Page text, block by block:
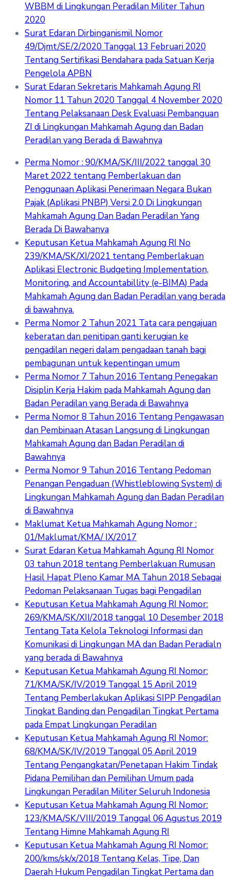
WBBM di Lingkungan Peradilan Militer Tahun
2020
Surat Edaran Dirbinganismil Nomor
49/Djmt/SE/2/2020 Tanggal 13 Februari 2020
Tentang Sertifikasi Bendahara pada Satuan Kerja
Pengelola APBN
Surat Edaran Sekretaris Mahkamah Agung RI
Nomor 11 Tahun 2020 Tanggal 4 November 2020
Tentang Pelaksanaan Desk Evaluasi Pembanguan
ZI di Lingkungan Mahkamah Agung dan Badan
Peradilan yang Berada di Bawahnya
Perma Nomor : 90/KMA/SK/III/2022 tanggal 30
Maret 2022 tentang Pemberlakuan dan
Penggunaan Aplikasi Penerimaan Negara Bukan
Pajak (Aplikasi PNBP) Versi 2.0 Di Lingkungan
Mahkamah Agung Dan Badan Peradilan Yang
Berada Di Bawahanya
Keputusan Ketua Mahkamah Agung RI No
239/KMA/SK/XI/2021 tentang Pemberlakuan
Aplikasi Electronic Budgeting Implementation,
Monitoring, and Accountabillity (e-BIMA) Pada
Mahkamah Agung dan Badan Peradilan yang berada
di bawahnya.
Perma Nomor 2 Tahun 2021 Tata cara pengajuan
keberatan dan penitipan ganti kerugian ke
pengadilan negeri dalam pengadaan tanah bagi
pembagunan untuk kepentingan umum
Perma Nomor 7 Tahun 2016 Tentang Penegakan
Disiplin Kerja Hakim pada Mahkamah Agung dan
Badan Peradilan yang Berada di Bawahnya
Perma Nomor 8 Tahun 2016 Tentang Pengawasan
dan Pembinaan Atasan Langsung di Lingkungan
Mahkamah Agung dan Badan Peradilan di
Bawahnya
Perma Nomor 9 Tahun 2016 Tentang Pedoman
Penangan Pengaduan (Whistleblowing System) di
Lingkungan Mahkamah Agung dan Badan Peradilan
di Bawahnya
Maklumat Ketua Mahkamah Agung Nomor :
01/Maklumat/KMA/ IX/2017
Surat Edaran Ketua Mahkamah Agung RI Nomor
03 tahun 2018 tentang Pemberlakuan Rumusan
Hasil Hapat Pleno Kamar MA Tahun 2018 Sebagai
Pedoman Pelaksanaan Tugas bagi Pengadilan
Keputusan Ketua Mahkamah Agung RI Nomor:
269/KMA/SK/XII/2018 tanggal 10 Desember 2018
Tentang Tata Kelola Teknologi Informasi dan
Komunikasi di Lingkungan MA dan Badan Peradialn
yang berada di Bawahnya
Keputusan Ketua Mahkamah Agung RI Nomor:
71/KMA/SK/IV/2019 Tanggal 15 April 2019
Tentang Pemberlakukan Aplikasi SIPP Pengadilan
Tingkat Banding dan Pengadilan Tingkat Pertama
pada Empat Lingkungan Peradilan
Keputusan Ketua Mahkamah Agung RI Nomor:
68/KMA/SK/IV/2019 Tanggal 05 April 2019
Tentang Pengangkatan/Penetapan Hakim Tindak
Pidana Pemilihan dan Pemilihan Umum pada
Lingkungan Peradilan Militer Seluruh Indonesia
Keputusan Ketua Mahkamah Agung RI Nomor:
123/KMA/SK/VIII/2019 Tanggal 06 Agustus 2019
Tentang Himne Mahkamah Agung RI
Keputusan Ketua Mahkamah Agung RI Nomor:
200/kms/sk/x/2018 Tentang Kelas, Tipe, Dan
Daerah Hukum Pengadilan Tingkat Pertama dan